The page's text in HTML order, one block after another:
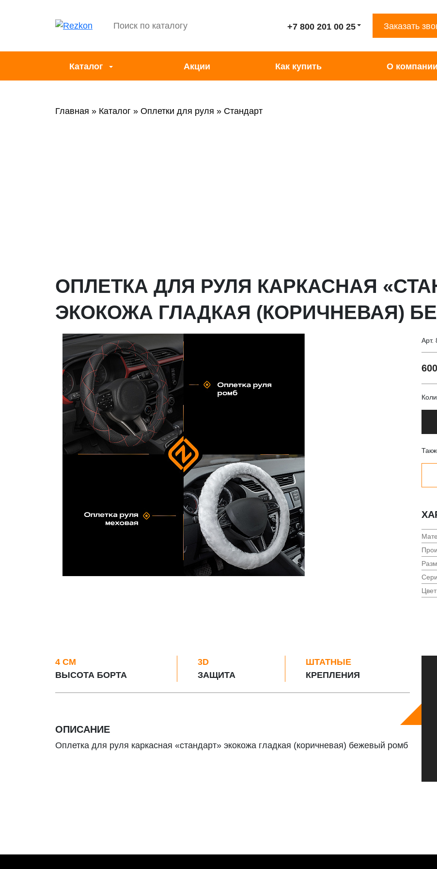
+7 800 201 00 25 Заказать
Каталог Акции Как купить О компании
Главная Каталог Оплетки для руля Стандарт
ОПЛЕТКА ДЛЯ РУЛЯ КАРКАСНАЯ
ЭКОКОЖА ГЛАДКАЯ (КОРИЧНЕВАЯ)
Арт.
4 СМ
ВЫСОТА БОРТА
3D
ЗАЩИТА
ШТАТНЫЕ
КРЕПЛЕНИЯ
ОПИСАНИЕ
Оплетка для руля каркасная «стандарт» экокожа гладкая (коричневая) бежевый ромб